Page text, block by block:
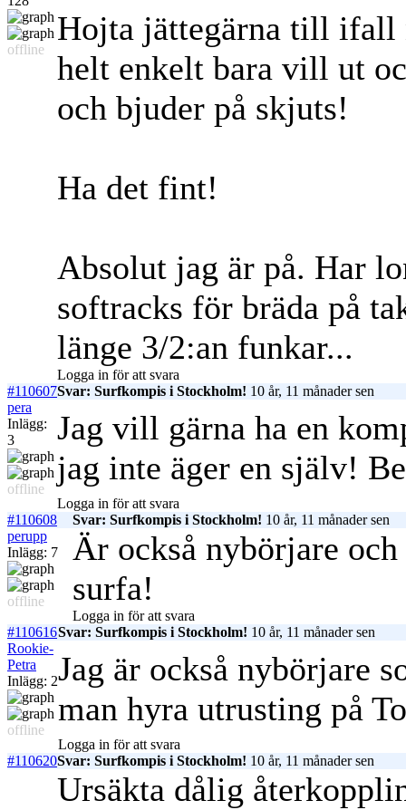
offline
Hojta jättegärna till ifall
helt enkelt bara vill ut
och bjuder på skjuts!
Ha det fint!
Absolut jag är på. Har
softracks för bräda på
länge 3/2:an funkar...
Logga in för att svara
#110607Svar: Surfkompis i Stockholm! 10 år, 11 månader sen
pera
Inlägg:
3
offline
Jag vill gärna ha en
jag inte äger en själv!
Logga in för att svara
#110608
Svar: Surfkompis i Stockholm! 10 år, 11 månader sen
perupp
Inlägg: 7
offline
Är också nybörjare
surfa!
Logga in för att svara
#110616Svar: Surfkompis i Stockholm! 10 år, 11 månader sen
Rookie-
Petra
Inlägg: 2
offline
Jag är också nybörjare
man hyra utrusting på
Logga in för att svara
#110620Svar: Surfkompis i Stockholm! 10 år, 11 månader sen
Ursäkta dålig